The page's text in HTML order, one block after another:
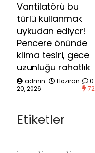
Vantilatörü bu
türlü kullanmak
uykudan ediyor!
Pencere önünde
klima tesiri, gece
uzunluğu rahatlık
admin
Haziran
20, 2026
0
72
Etiketler